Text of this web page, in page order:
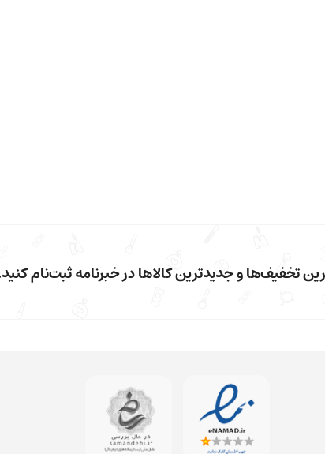
تخفیف‌ها و جدیدترین کالاها در خبرنامه ثبت‌نام